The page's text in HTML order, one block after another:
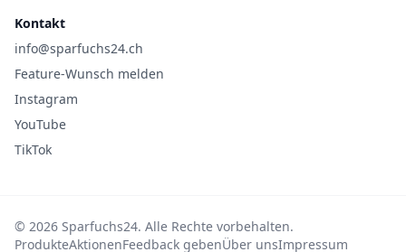
Kontakt
info@sparfuchs24.ch
Feature-Wunsch melden
Instagram
YouTube
TikTok
© 2026 Sparfuchs24. Alle Rechte vorbehalten.
ProdukteAktionenFeedback gebenÜber unsImpressum